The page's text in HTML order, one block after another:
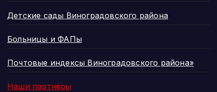
Детские сады Виноградовского района
Больницы и ФАПы
Почтовые индексы Виноградовского района»
Наши партнёры